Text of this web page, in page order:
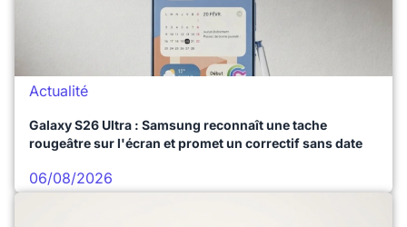
Actualité
Galaxy S26 Ultra : Samsung reconnaît une tache
rougeâtre sur l'écran et promet un correctif sans date
06/08/2026